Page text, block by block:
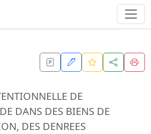
DE
DANS DES BIENS DE
DES DENREES